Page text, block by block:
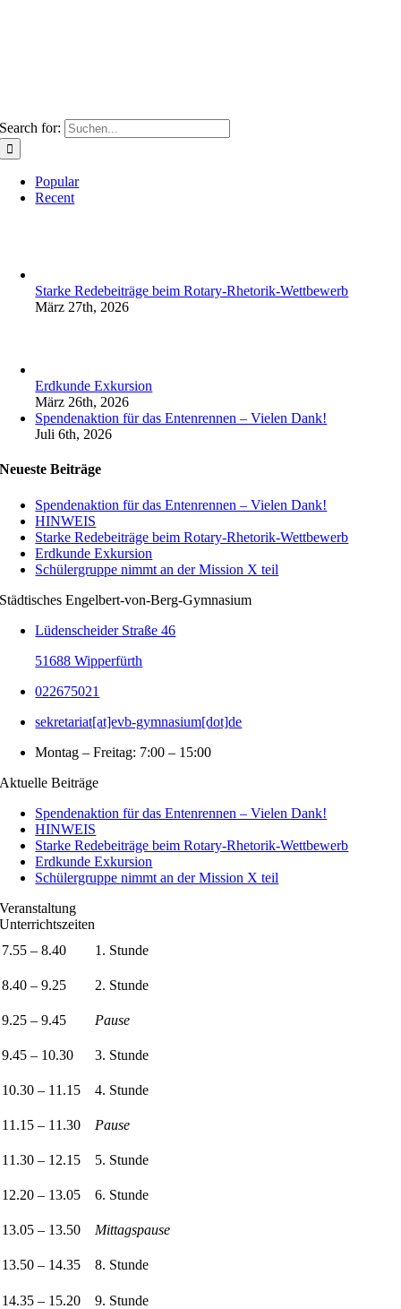
Search for:
Popular
Recent
Starke Redebeiträge beim Rotary-Rhetorik-Wettbewerb
März 27th, 2026
Erdkunde Exkursion
März 26th, 2026
Spendenaktion für das Entenrennen – Vielen Dank!
Juli 6th, 2026
Neueste Beiträge
Spendenaktion für das Entenrennen – Vielen Dank!
HINWEIS
Starke Redebeiträge beim Rotary-Rhetorik-Wettbewerb
Erdkunde Exkursion
Schülergruppe nimmt an der Mission X teil
Städtisches Engelbert-von-Berg-Gymnasium
Lüdenscheider Straße 46
51688 Wipperfürth
022675021
sekretariat[at]evb-gymnasium[dot]de
Montag – Freitag: 7:00 – 15:00
Aktuelle Beiträge
Spendenaktion für das Entenrennen – Vielen Dank!
HINWEIS
Starke Redebeiträge beim Rotary-Rhetorik-Wettbewerb
Erdkunde Exkursion
Schülergruppe nimmt an der Mission X teil
Veranstaltung
Unterrichtszeiten
7.55 – 8.40
1. Stunde
8.40 – 9.25 2. Stunde
9.25 – 9.45 Pause
9.45 – 10.30 3. Stunde
10.30 – 11.15 4. Stunde
11.15 – 11.30 Pause
11.30 – 12.15 5. Stunde
12.20 – 13.05 6. Stunde
13.05 – 13.50 Mittagspause
13.50 – 14.35 8. Stunde
14.35 – 15.20 9. Stunde